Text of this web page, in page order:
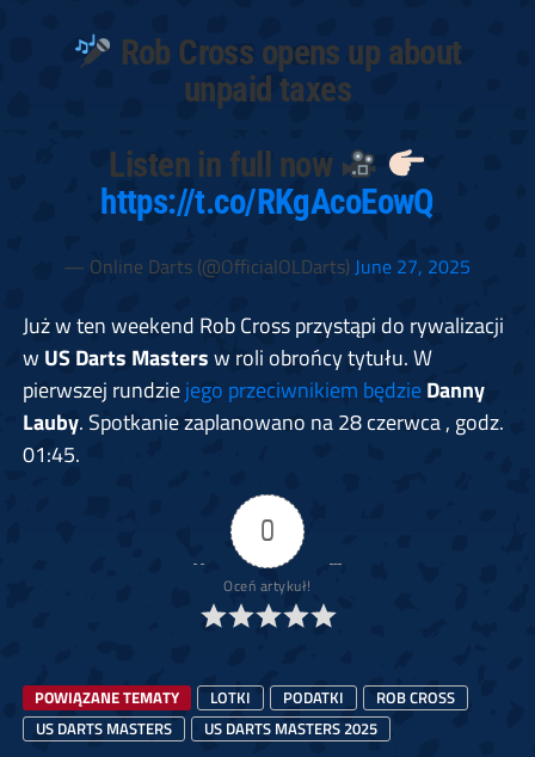
Rob Cross opens up about
unpaid taxes
Listen in full now
https://t.co/RKgAcoEowQ
— Online Darts (@OfficialOLDarts)June 27, 2025
Już w ten weekend Rob Cross przystąpi do rywalizacji
w US Darts Mastersw roli obrońcy tytułu. W
pierwszej rundziejego przeciwnikiem będzieDanny
Lauby. Spotkanie zaplanowano na 28 czerwca , godz.
01:45.
0
Oceń artykuł!
POWIĄZANE TEMATY LOTKI PODATKI
ROB CROSS
US DARTS MASTERS
US DARTS MASTERS 2025